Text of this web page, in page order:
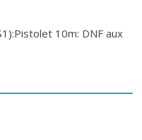
10m: DNF aux